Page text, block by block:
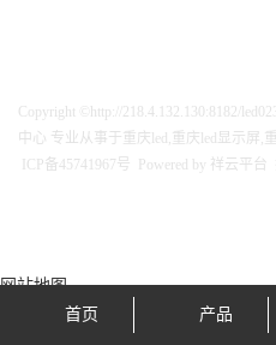
Copyright ©http://218.4.132.130:8182/
中心 专业从事于 重庆led 重庆led显示屏
ICP备45741967号 Powered by 祥云平台
首页 产品
网站地图